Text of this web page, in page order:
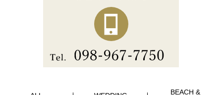
BEACH &